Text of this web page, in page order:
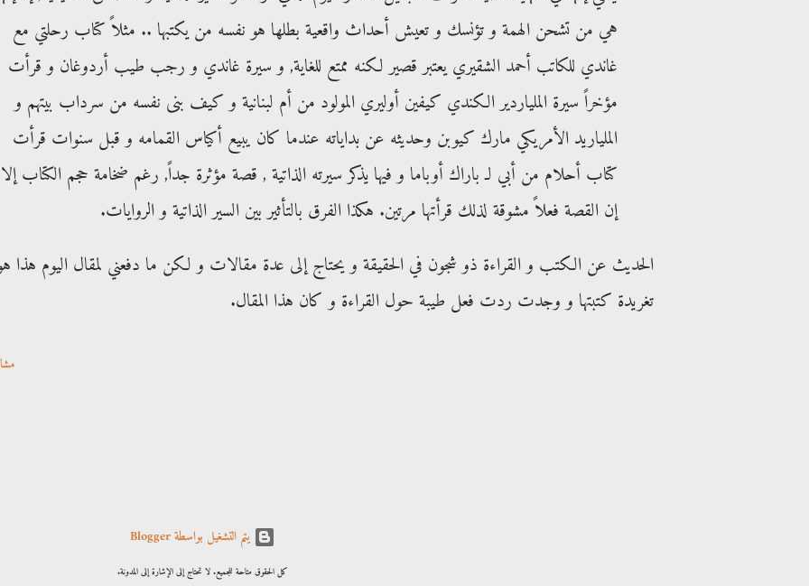
هي من تشحن الهمة و تؤنسك و تعيش أحداث واقعية بطلها هو نفسه من يكتبها .. مثلاً كتاب رحلتي مع
غاندي للكاتب أحمد الشقيري يعتبر قصير لكنه ممتع للغاية, و سيرة غاندي و رجب طيب أردوغان و قرأت
مؤخراً سيرة الملياردير الكندي كيفين أوليري المولود من أم لبنانية و كيف بنى نفسه من سرداب بيتهم و
الملياريد الأمريكي مارك كيوبن وحديثه عن بداياته عندما كان يبيع أكياس القمامه و قبل سنوات قرأت
كتاب أحلام من أبي لـ باراك أوباما و فيها يذكر سيرته الذاتية , قصة مؤثرة جداً, رغم ضخامة حجم الكتاب إلا
إن القصة فعلاً مشوقة لذلك قرأتها مرتين. هكذا الفرق بالتأثير بين السير الذاتية و الروايات.
الحديث عن الكتب و القراءة ذو شجون في الحقيقة و يحتاج إلى عدة مقالات و لكن ما دفعني لمقال اليوم هذا
تغريدة كتبتها و وجدت ردت فعل طيبة حول القراءة و كان هذا المقال.
‏يتم التشغيل بواسطة Blogger
كل الحقوق متاحة للجميع. لا تحتاج إلى الإشارة إلى المدونة.